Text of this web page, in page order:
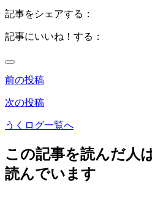
記事をシェアする：
記事にいいね！する：
前の投稿
次の投稿
うくログ一覧へ
この記事を読んだ人
読んでいます